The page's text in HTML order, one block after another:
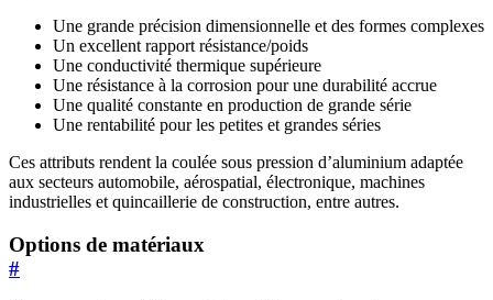
Une grande précision dimensionnelle et des formes complexes
Un excellent rapport résistance/poids
Une conductivité thermique supérieure
Une résistance à la corrosion pour une durabilité accrue
Une qualité constante en production de grande série
Une rentabilité pour les petites et grandes séries
Ces attributs rendent la coulée sous pression d’aluminium adaptée
aux secteurs automobile, aérospatial, électronique, machines
industrielles et quincaillerie de construction, entre autres.
Options de matériaux
#